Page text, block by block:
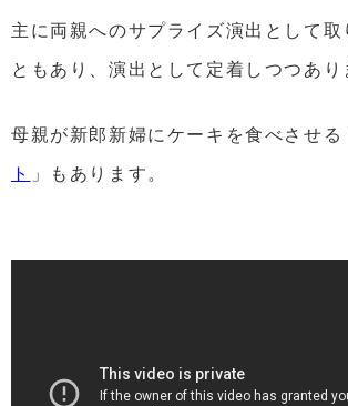
主に両親へのサプライズ演出として取
ともあり、演出として定着しつつあり
母親が新郎新婦にケーキを食べさせる
ト 」もあります。